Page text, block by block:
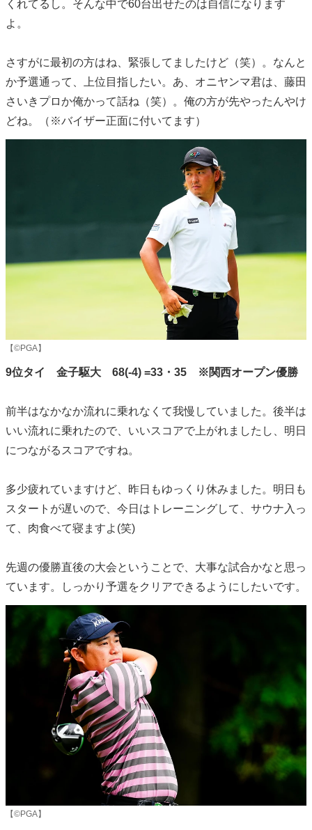
くれてるし。そんな中で60台出せたのは自信になります
よ。
さすがに最初の方はね、緊張してましたけど（笑）。なんと
か予選通って、上位目指したい。あ、オニヤンマ君は、藤田
さいきプロか俺かって話ね（笑）。俺の方が先やったんやけ
どね。（※バイザー正面に付いてます）
【©PGA】
9位タイ 金子駆大 68(-4) =33・35 ※関西オープン優勝
前半はなかなか流れに乗れなくて我慢していました。後半は
いい流れに乗れたので、いいスコアで上がれましたし、明日
につながるスコアですね。
多少疲れていますけど、昨日もゆっくり休みました。明日も
スタートが遅いので、今日はトレーニングして、サウナ入っ
て、肉食べて寝ますよ(笑)
先週の優勝直後の大会ということで、大事な試合かなと思っ
ています。しっかり予選をクリアできるようにしたいです。
【©PGA】